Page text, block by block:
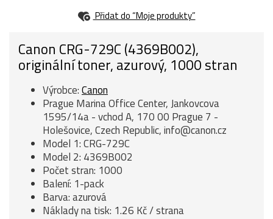
Přidat do “Moje produkty”
Canon CRG-729C (4369B002),
originální toner, azurový, 1000 stran
Výrobce:Canon
Prague Marina Office Center, Jankovcova
1595/14a - vchod A, 170 00 Prague 7 -
Holešovice, Czech Republic, info@canon.cz
Model 1: CRG-729C
Model 2: 4369B002
Počet stran: 1000
Balení: 1-pack
Barva: azurová
Náklady na tisk: 1.26 Kč / strana